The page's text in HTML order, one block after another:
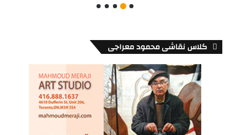
کلاس نقاشی محمود معراجی